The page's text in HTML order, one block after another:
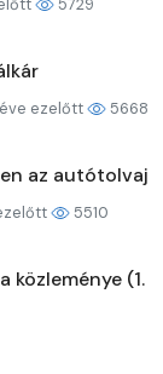
ezelőtt 5668
az autótolvaj
5510
közleménye (1.